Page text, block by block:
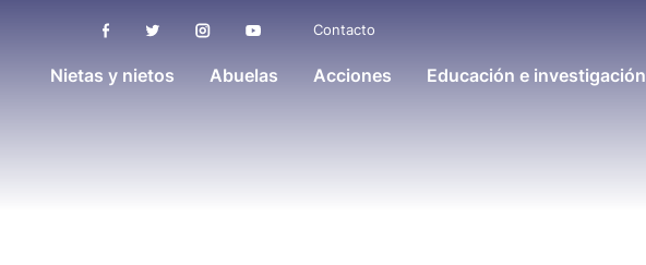
Contacto
Nietas y nietos Abuelas Acciones Educación e investigación